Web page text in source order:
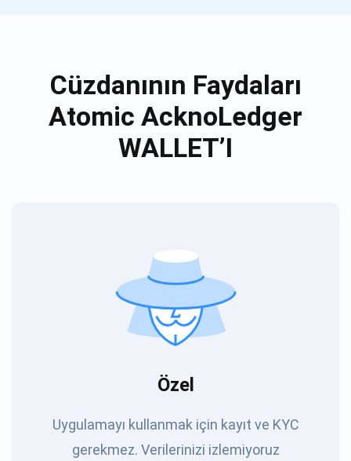
Cüzdanının Faydaları
Atomic AcknoLedger
WALLET’I
Özel
Uygulamayı kullanmak için kayıt ve KYC
gerekmez. Verilerinizi izlemiyoruz